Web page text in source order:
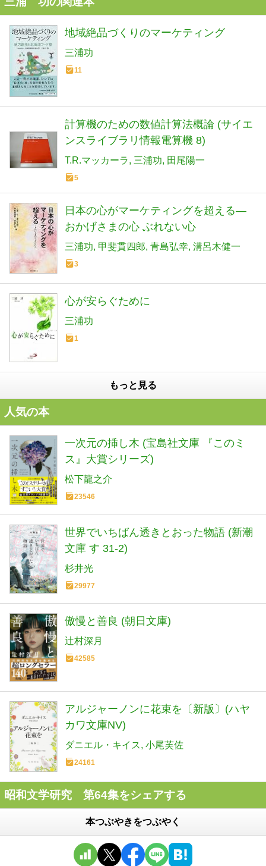
地域絶品づくりのマーケティング
三浦功
11
計算機のための数値計算法概論 (サイエ
ンスライブラリ情報電算機 8)
T.R.マッカーラ 三浦功 田尾陽一
5
日本の心がマーケティングを超える―
おかげさまの心 ぶれない心
三浦功 甲斐貫四郎 青島弘幸 溝呂木健一
3
心が安らぐために
三浦功
1
もっと見る
人気の本
一次元の挿し木 (宝島社文庫 『このミ
ス』大賞シリーズ)
松下龍之介
23546
世界でいちばん透きとおった物語 (新潮
文庫 す 31-2)
杉井光
29977
傲慢と善良 (朝日文庫)
辻村深月
42585
アルジャーノンに花束を〔新版〕(ハヤ
カワ文庫NV)
ダニエル・キイス 小尾芙佐
24161
昭和文学研究 第64集をシェアする
本つぶやきをつぶやく